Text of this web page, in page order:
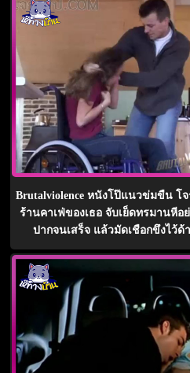
Brutalviolence หนังโป๊แนวข่มขืน โ
ร้านคาเฟ่ของเธอ จับเย็ดทรมานหี
ปากจนเสร็จ แล้วมัดเชือกขึงไว้